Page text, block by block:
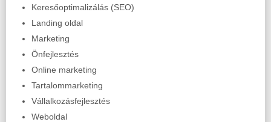
Keresőoptimalizálás (SEO)
Landing oldal
Marketing
Önfejlesztés
Online marketing
Tartalommarketing
Vállalkozásfejlesztés
Weboldal